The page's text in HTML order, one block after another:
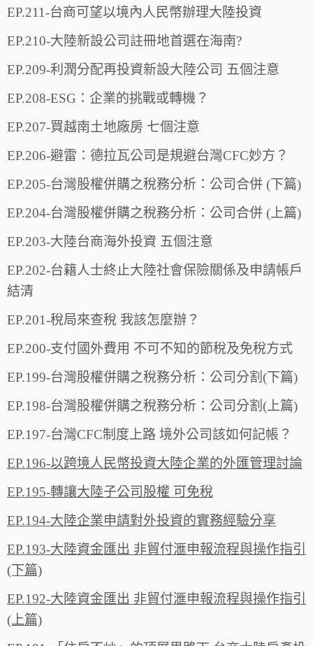
EP.211-台商可望以境內人民幣辦理大陸投資
EP.210-大陸新設公司註冊地首選在海南?
EP.209-利潤分配再投資新設大陸公司 五個注意
EP.208-ESG：企業的挑戰或轉機？
EP.207-買越南土地廠房 七個注意
EP.206-避雷：德拉瓦公司是規避台灣CFC妙方？
EP.205-台灣股權併購之稅務分析：公司合併 (下篇)
EP.204-台灣股權併購之稅務分析：公司合併 (上篇)
EP.203-大陸台商海外投資 五個注意
EP.202-台籍人士終止大陸社會保險關係及申請帳戶
結清
EP.201-稅局來查稅 我該怎麼辦？
EP.200-支付國外費用 不可不知的節稅及免稅方式
EP.199-台灣股權併購之稅務分析：公司分割(下篇)
EP.198-台灣股權併購之稅務分析：公司分割(上篇)
EP.197-台灣CFC制度上路 境外公司該如何記帳？
EP.196-以跨境人民幣投資大陸企業的外匯管理討論
EP.195-轉讓大陸子公司股權 可免稅
EP.194-大陸企業申請對外投資的實務經驗分享
EP.193-大陸資金匯出 非貿付滙申報流程與操作指引
(下篇)
EP.192-大陸資金匯出 非貿付滙申報流程與操作指引
(上篇)